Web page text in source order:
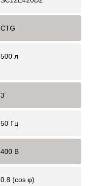
CTG
500 л
3
50 Гц
400 В
0.8 (cos φ)